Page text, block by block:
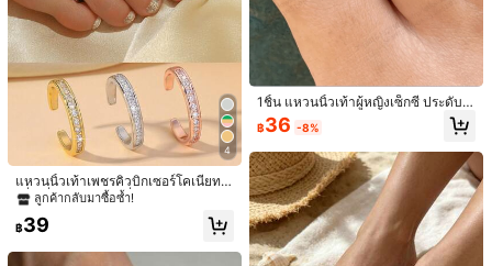
4
ชุด 3 ชิ้น แหวนนิ้วเท้า แหวนเปิดข้อมือ
รูปหัวใจ สำหรับวาเลนไทน์
ลูกค้ากลับมาซื้อซ้ำ!
฿24 -17%
1 ชิ้น แหวนนิ้วเท้าปรับได้แบบบิดเกลีย
วสไตล์โบฮีเมียนฤดูร้อนใหม่ทำจากทอง
แดงส่วนบุคคล, ห่วงเปิดปรับได้, เครื่อง
ประดับสำหรับผู้หญิง, เหมาะสำหรับสวม
ใส่ในชีวิตประจำวัน, วันหยุดพักผ่อนที่ช
ายหาด, การเดินทาง, การตกแต่งประ
#3 ขายดี ใน ทอง แหวนนิ้วเท้าผู้หญิง
฿34 -13%
4
แหวนนิ้วเท้าเพชรคิวบิกเซอร์โคเนียทร
งสี่เหลี่ยมปรับได้, เครื่องประดับเท้าเพช
ะสำหรับเครื่องประดับประจำวัน, วันหยุ
ลูกค้ากลับมาซื้อซ้ำ!
฿39
1ชิ้น แหวนนิ้วเท้าผู้หญิงเซ็กซี่ ประดับด้
วยเซอร์โคเนีย ดีไซน์แหวนเปิด เหมาะ
สำหรับวันหยุดพักผ่อนริมชายหาด ของ
ตกแต่งวันหยุด
฿36 -8%